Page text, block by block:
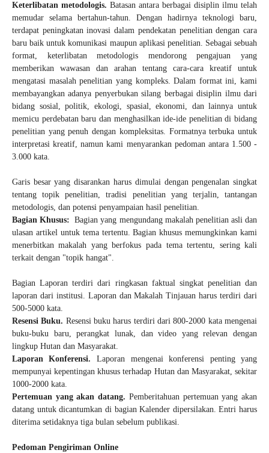
Keterlibatan metodologis. Batasan antara berbagai disiplin ilmu telah
memudar selama bertahun-tahun. Dengan hadirnya teknologi baru,
terdapat peningkatan inovasi dalam pendekatan penelitian dengan cara
baru baik untuk komunikasi maupun aplikasi penelitian. Sebagai sebuah
format, keterlibatan metodologis mendorong pengajuan yang
memberikan wawasan dan arahan tentang cara-cara kreatif untuk
mengatasi masalah penelitian yang kompleks. Dalam format ini, kami
membayangkan adanya penyerbukan silang berbagai disiplin ilmu dari
bidang sosial, politik, ekologi, spasial, ekonomi, dan lainnya untuk
memicu perdebatan baru dan menghasilkan ide-ide penelitian di bidang
penelitian yang penuh dengan kompleksitas. Formatnya terbuka untuk
interpretasi kreatif, namun kami menyarankan pedoman antara 1.500 -
3.000 kata.
Garis besar yang disarankan harus dimulai dengan pengenalan singkat
tentang topik penelitian, tradisi penelitian yang terjalin, tantangan
metodologis, dan potensi penyampaian hasil penelitian.
Bagian Khusus: Bagian yang mengundang makalah penelitian asli dan
ulasan artikel untuk tema tertentu. Bagian khusus memungkinkan kami
menerbitkan makalah yang berfokus pada tema tertentu, sering kali
terkait dengan "topik hangat".
Bagian Laporan terdiri dari ringkasan faktual singkat penelitian dan
laporan dari institusi. Laporan dan Makalah Tinjauan harus terdiri dari
500-5000 kata.
Resensi Buku. Resensi buku harus terdiri dari 800-2000 kata mengenai
buku-buku baru, perangkat lunak, dan video yang relevan dengan
lingkup Hutan dan Masyarakat.
Laporan Konferensi. Laporan mengenai konferensi penting yang
mempunyai kepentingan khusus terhadap Hutan dan Masyarakat, sekitar
1000-2000 kata.
Pertemuan yang akan datang. Pemberitahuan pertemuan yang akan
datang untuk dicantumkan di bagian Kalender dipersilakan. Entri harus
diterima setidaknya tiga bulan sebelum publikasi.
Pedoman Pengiriman Online